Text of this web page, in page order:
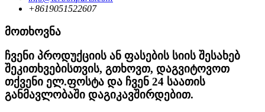
+8619051522607
მოთხოვნა
ჩვენი პროდუქციის ან ფასების სიის შესახებ
შეკითხვებისთვის, გთხოვთ, დაგვიტოვოთ
თქვენი ელ.ფოსტა და ჩვენ 24 საათის
განმავლობაში დაგიკავშირდებით.